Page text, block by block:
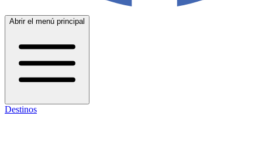
Abrir el menú principal
Destinos